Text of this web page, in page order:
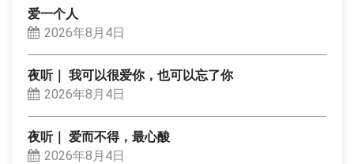
爱一个人
2026年8月4日
夜听｜ 我可以很爱你，也可以忘了你
2026年8月4日
夜听｜ 爱而不得，最心酸
2026年8月4日